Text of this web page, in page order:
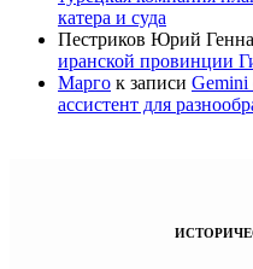
катера и суда
Пестриков Юрий
иранской провинции
Марго к записи
ассистент для